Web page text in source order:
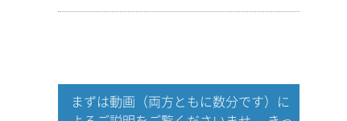
まずは動画（両方ともに数分です）に